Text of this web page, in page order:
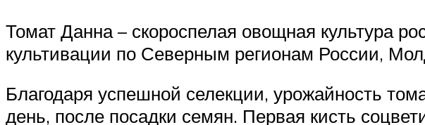
Томат Данна – скороспелая овощная культура
культивации по Северным регионам России,
Благодаря успешной селекции, урожайность
день, после посадки семян. Первая кисть